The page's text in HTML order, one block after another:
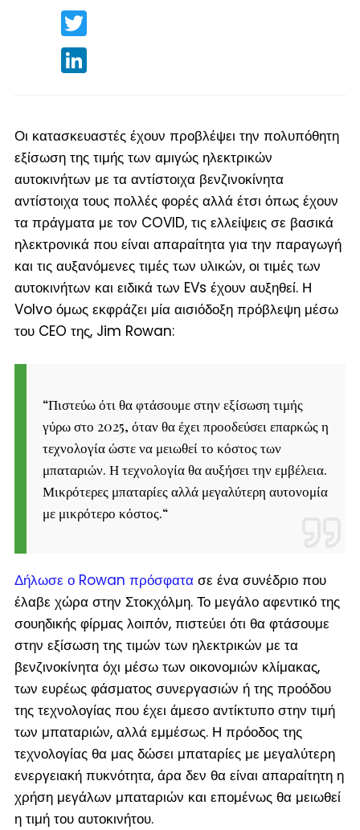
Twitter
LinkedIn
Οι κατασκευαστές έχουν προβλέψει την πολυπόθητη
εξίσωση της τιμής των αμιγώς ηλεκτρικών
αυτοκινήτων με τα αντίστοιχα βενζινοκίνητα
αντίστοιχα τους πολλές φορές αλλά έτσι όπως έχουν
τα πράγματα με τον COVID, τις ελλείψεις σε βασικά
ηλεκτρονικά που είναι απαραίτητα για την παραγωγή
και τις αυξανόμενες τιμές των υλικών, οι τιμές των
αυτοκινήτων και ειδικά των EVs έχουν αυξηθεί. Η
Volvo όμως εκφράζει μία αισιόδοξη πρόβλεψη μέσω
του CEO της, Jim Rowan:
“Πιστεύω ότι θα φτάσουμε στην εξίσωση τιμής
γύρω στο 2025, όταν θα έχει προοδεύσει επαρκώς η
τεχνολογία ώστε να μειωθεί το κόστος των
μπαταριών. Η τεχνολογία θα αυξήσει την εμβέλεια.
Μικρότερες μπαταρίες αλλά μεγαλύτερη αυτονομία
με μικρότερο κόστος.“
Δήλωσε ο Rowan πρόσφατασε ένα συνέδριο που
έλαβε χώρα στην Στοκχόλμη. Το μεγάλο αφεντικό της
σουηδικής φίρμας λοιπόν, πιστεύει ότι θα φτάσουμε
στην εξίσωση της τιμών των ηλεκτρικών με τα
βενζινοκίνητα όχι μέσω των οικονομιών κλίμακας,
των ευρέως φάσματος συνεργασιών ή της προόδου
της τεχνολογίας που έχει άμεσο αντίκτυπο στην τιμή
των μπαταριών, αλλά εμμέσως. Η πρόοδος της
τεχνολογίας θα μας δώσει μπαταρίες με μεγαλύτερη
ενεργειακή πυκνότητα, άρα δεν θα είναι απαραίτητη η
χρήση μεγάλων μπαταριών και επομένως θα μειωθεί
η τιμή του αυτοκινήτου.